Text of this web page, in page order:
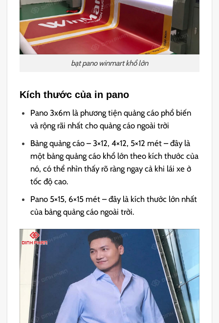
bạt pano winmart khổ lớn
Kích thước của in pano
Pano 3x6m là phương tiện quảng cáo phổ biến
và rộng rãi nhất cho quảng cáo ngoài trời
Bảng quảng cáo – 3×12, 4×12, 5×12 mét – đây là
một bảng quảng cáo khổ lớn theo kích thước của
nó, có thể nhìn thấy rõ ràng ngay cả khi lái xe ở
tốc độ cao.
Pano 5×15, 6×15 mét – đây là kích thước lớn nhất
của bảng quảng cáo ngoài trời.